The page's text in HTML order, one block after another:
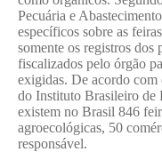
Pecuária e
específicos sobre as
somente os registros dos
fiscalizados pelo órgão
exigidas. De acordo com
do Instituto Brasileiro de
existem no Brasil 846
agroecológicas, 50
responsável.